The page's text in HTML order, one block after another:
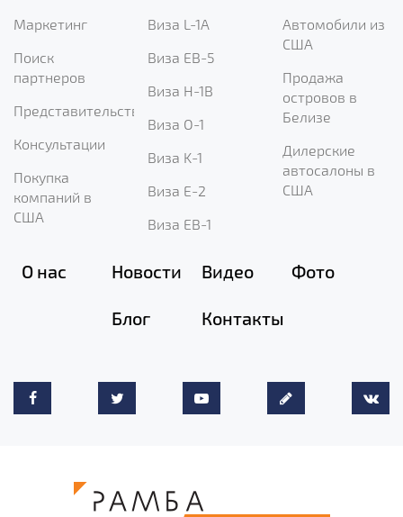
Маркетинг
Поиск
партнеров
Представительство
Консультации
Покупка
компаний в
США
Виза L-1A
Виза EB-5
Виза H-1B
Виза O-1
Виза K-1
Виза E-2
Виза EB-1
Автомобили из
США
Продажа
островов в
Белизе
Дилерские
автосалоны в
США
О нас Новости Видео Фото
Блог Контакты